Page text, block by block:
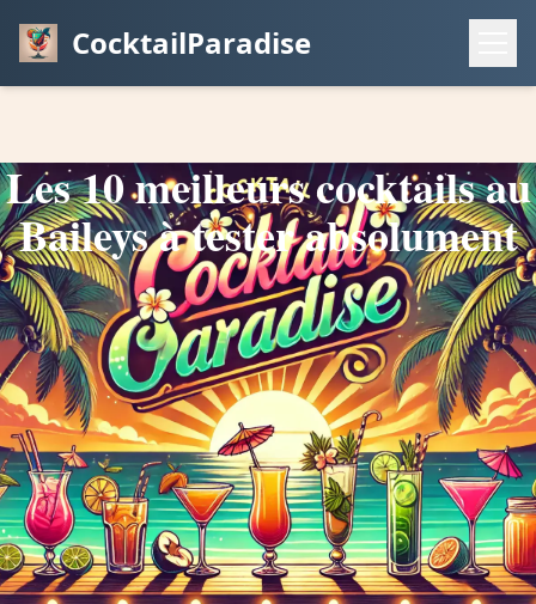
CocktailParadise
Les 10 meilleurs cocktails au
Baileys à tester absolument